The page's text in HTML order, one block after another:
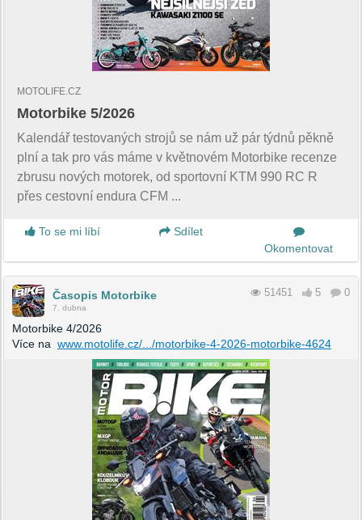
MOTOLIFE.CZ
Motorbike 5/2026
Kalendář testovaných strojů se nám už pár týdnů pěkně
plní a tak pro vás máme v květnovém Motorbike recenze
zbrusu nových motorek, od sportovní KTM 990 RC R
přes cestovní endura CFM ...
To se mi líbí
Sdílet
Okomentovat
Časopis Motorbike
7. dubna
51451 5 0
Motorbike 4/2026
Více na www.motolife.cz/.../motorbike-4-2026-motorbike-4624